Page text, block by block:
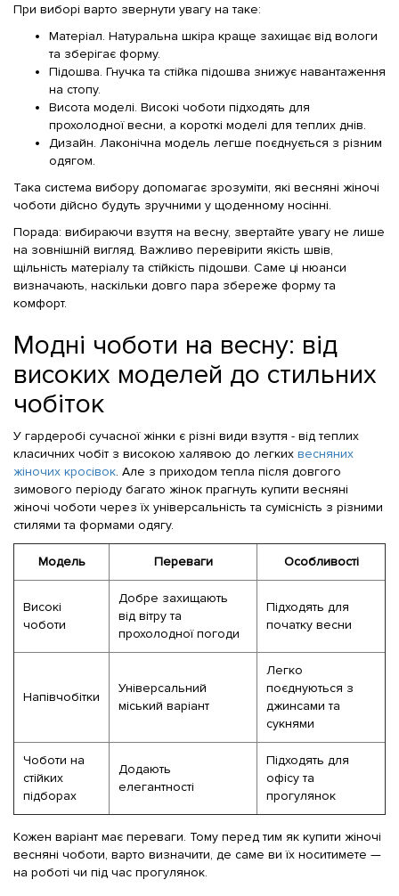
При виборі варто звернути увагу на таке:
Матеріал. Натуральна шкіра краще захищає від вологи
та зберігає форму.
Підошва. Гнучка та стійка підошва знижує навантаження
на стопу.
Висота моделі. Високі чоботи підходять для
прохолодної весни, а короткі моделі для теплих днів.
Дизайн. Лаконічна модель легше поєднується з різним
одягом.
Така система вибору допомагає зрозуміти, які весняні жіночі
чоботи дійсно будуть зручними у щоденному носінні.
Порада: вибираючи взуття на весну, звертайте увагу не лише
на зовнішній вигляд. Важливо перевірити якість швів,
щільність матеріалу та стійкість підошви. Саме ці нюанси
визначають, наскільки довго пара збереже форму та
комфорт.
Модні чоботи на весну: від
високих моделей до стильних
чобіток
У гардеробі сучасної жінки є різні види взуття - від теплих
класичних чобіт з високою халявою до легких весняних
жіночих кросівок. Але з приходом тепла після довгого
зимового періоду багато жінок прагнуть купити весняні
жіночі чоботи через їх універсальність та сумісність з різними
стилями та формами одягу.
Модель Переваги Особливості
Високі
чоботи
Добре захищають
від вітру та
прохолодної погоди
Підходять для
початку весни
Напівчобітки
Універсальний
міський варіант
Легко
поєднуються з
джинсами та
сукнями
Чоботи на
стійких
підборах
Додають
елегантності
Підходять для
офісу та
прогулянок
Кожен варіант має переваги. Тому перед тим як купити жіночі
весняні чоботи, варто визначити, де саме ви їх носитимете —
на роботі чи під час прогулянок.